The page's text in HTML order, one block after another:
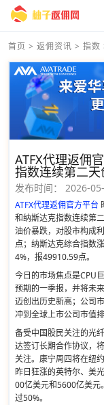
首页 > 返佣资讯 > 指数
ATFX代理返佣
指数连续第二
发布时间： 2026-
ATFX代理返佣官方平台
和纳斯达克指数连续第
油价暴跌，对股市构成
点；纳斯达克综合指数
4%，报49910.59点。
今日的市场焦点是CPU
预期的一季报，并将未
迈创出历史新高；公司
冲到全球上市公司市值
备受中国股民关注的光
达签订长期合作协议，
关注。康宁周四将在纽
昨日狂涨的英特尔、美
00亿美元和5600亿美元
过50%。